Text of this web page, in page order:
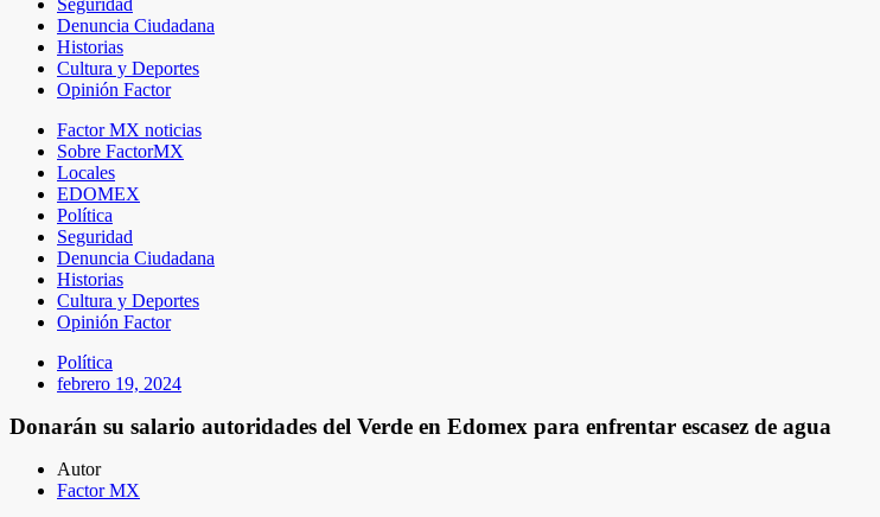
Seguridad
Denuncia Ciudadana
Historias
Cultura y Deportes
Opinión Factor
Factor MX noticias
Sobre FactorMX
Locales
EDOMEX
Política
Seguridad
Denuncia Ciudadana
Historias
Cultura y Deportes
Opinión Factor
Política
febrero 19, 2024
Donarán su salario autoridades del Verde en Edomex para enfrentar escasez de agua
Autor
Factor MX